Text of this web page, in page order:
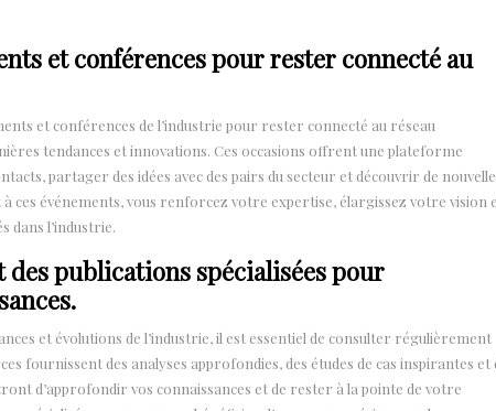
et conférences pour rester connecté au
et conférences de l’industrie pour rester connecté au réseau
tendances et innovations. Ces occasions offrent une plateforme
partager des idées avec des pairs du secteur et découvrir de
ces événements, vous renforcez votre expertise, élargissez votre vision
dans l’industrie.
publications spécialisées pour
et évolutions de l’industrie, il est essentiel de consulter régulièrement
fournissent des analyses approfondies, des études de cas inspirantes et
d’approfondir vos connaissances et de rester à la pointe de votre